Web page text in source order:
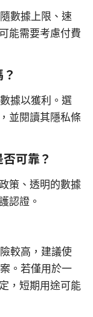
數據上限、速
能需要考慮付費
據以獲利。選
並閱讀其隱私條
可靠？
策、透明的數據
認證。
較高，建議使
。若僅用於一
，短期用途可能